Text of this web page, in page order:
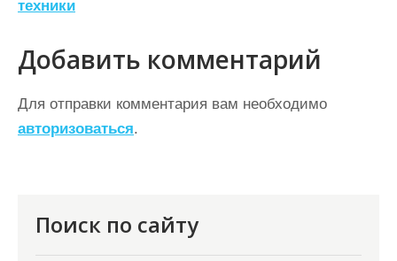
и
г
а
ц
и
техники
Добавить комментарий
Для отправки комментария вам необходимо
авторизоваться.
Поиск по сайту